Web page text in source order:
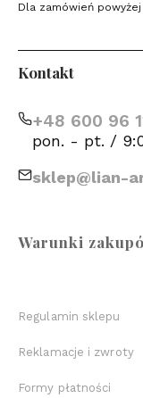
Dla zamówień powyżej
Kontakt
+48 600 96
pon. - pt. /
sklep@lian-
Linki w stopce
Warunki
Regulamin sklepu
Reklamacje i zwroty
Formy płatności